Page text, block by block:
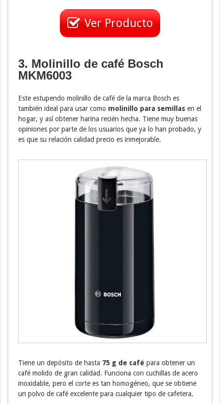
Ver Producto
3. Molinillo de café Bosch
MKM6003
Este estupendo molinillo de café de la marca Bosch es
también ideal para usar como molinillo para semillas en el
hogar, y así obtener harina recién hecha. Tiene muy buenas
opiniones por parte de los usuarios que ya lo han probado, y
es que su relación calidad precio es inmejorable.
Tiene un depósito de hasta 75 g de café para obtener un
café molido de gran calidad. Funciona con cuchillas de acero
inoxidable, pero el corte es tan homogéneo, que se obtiene
un polvo de café excelente para cualquier tipo de cafetera.